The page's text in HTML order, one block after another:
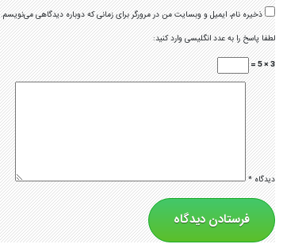
ذخیره نام، ایمیل و وبسایت من در مرورگر برای زمانی که دوباره دیدگاهی می‌نویسم.
لطفا پاسخ را به عدد انگلیسی وارد کنید:
3 × 5 =
دیدگاه*